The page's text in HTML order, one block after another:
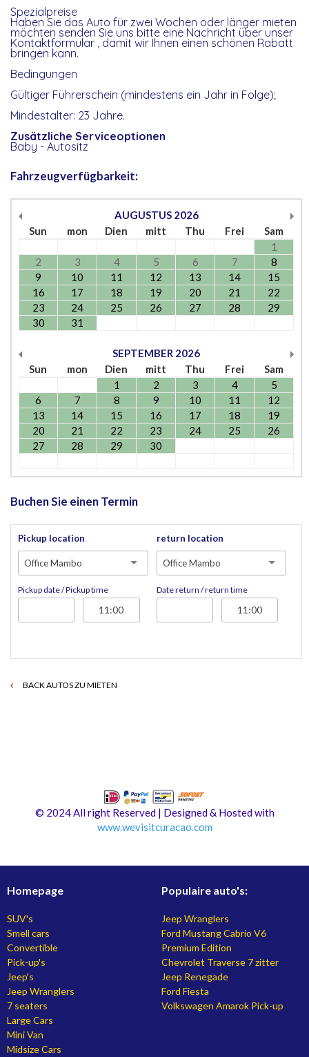
Spezialpreise
Haben Sie das Auto für zwei Wochen oder länger mieten
möchten senden Sie uns bitte eine Nachricht über unser
Kontaktformular , damit wir Ihnen einen schönen Rabatt
bringen kann.
Bedingungen
Gültiger Führerschein (mindestens ein Jahr in Folge);
Mindestalter: 23 Jahre.
Zusätzliche Serviceoptionen
Baby - Autositz
Fahrzeugverfügbarkeit:
AUGUSTUS 2026
Sun
mon Dien mitt Thu Frei
Sam
1
2
3 4 5 6 7
8
9
10 11 12 13 14
15
16
17 18 19 20 21
22
23
24 25 26 27 28
29
30
31
SEPTEMBER 2026
Sun
mon Dien mitt Thu Frei
Sam
1
2 3 4
5
6
7 8 9 10 11
12
13
14 15 16 17 18
19
20
21 22 23 24 25
26
27
28 29 30
Buchen Sie einen Termin
Pickup location
Office Mambo
Pickup date / Pickup time
return location
Office Mambo
Date return / return time
BACK AUTOS ZU MIETEN
© 2024 All right Reserved | Designed & Hosted with
www.wevisitcuracao.com
Homepage
SUV's
Smell cars
Convertible
Pick-up's
Jeep's
Jeep Wranglers
7 seaters
Large Cars
Mini Van
Midsize Cars
Populaire auto's:
Jeep Wranglers
Ford Mustang Cabrio V6
Premium Edition
Chevrolet Traverse 7 zitter
Jeep Renegade
Ford Fiesta
Volkswagen Amarok Pick-up